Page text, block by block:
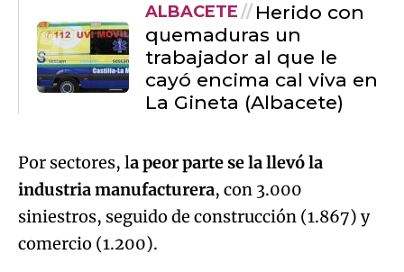
ALBACETE
Herido con
quemaduras un
trabajador al que le
cayó encima cal viva en
La Gineta (Albacete)
Por sectores, la peor parte se la llevó la
industria manufacturera, con 3.000
siniestros, seguido de construcción (1.867) y
comercio (1.200).